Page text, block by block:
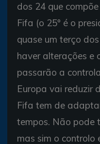
dos 24 que
Fifa (o 25º é o
quase um terço
haver alterações e
passarão a
Europa vai reduzir
Fifa tem de
tempos. Não pode
mas sim o controlo